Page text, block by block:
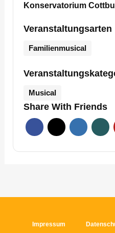
Konservatorium
Veranstaltungsarten
Familienmusical
Musical
Share With Friends
Impressum